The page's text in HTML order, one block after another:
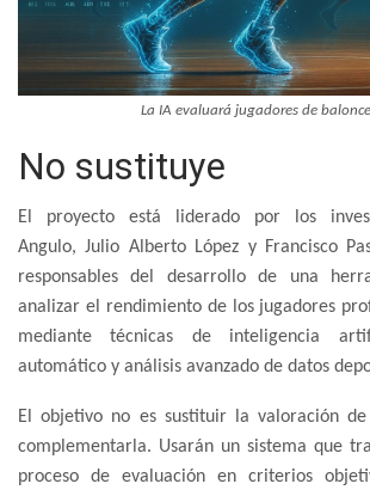
La IA evaluará jugadores de
No sustituye
El proyecto está liderado por los
Angulo, Julio Alberto López y Francisco
responsables del desarrollo de una
analizar el rendimiento de los jugadores
mediante técnicas de inteligencia
automático y análisis avanzado de datos
El objetivo no es sustituir la valoración
complementarla. Usarán un sistema que
proceso de evaluación en criterios